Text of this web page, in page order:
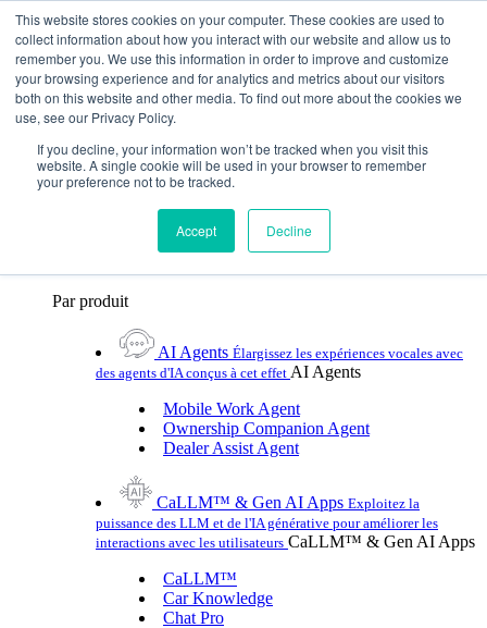
This website stores cookies on your computer. These cookies are used to
collect information about how you interact with our website and allow us to
remember you. We use this information in order to improve and customize
your browsing experience and for analytics and metrics about our visitors
both on this website and other media. To find out more about the cookies we
use, see our Privacy Policy.
If you decline, your information won’t be tracked when you visit this
website. A single cookie will be used in your browser to remember
your preference not to be tracked.
Accept Decline
Skip To Content
Toggle Navigation
Plateformes et produits
Plateformes et produits
Par UX Platform
vocale automobile avec l'IA hybride agentic
Cerence Assistant
Profitez de l'assistance vocale
Par produit
AI Agents Élargissez les expériences vocales avec
des agents d'IA conçus à cet effet AI Agents
Mobile Work Agent
Ownership Companion Agent
Dealer Assist Agent
CaLLM™ & Gen AI Apps Exploitez la
puissance des LLM et de l'IA générative pour améliorer les
interactions avec les utilisateurs CaLLM™ & Gen AI Apps
CaLLM™
Car Knowledge
Chat Pro